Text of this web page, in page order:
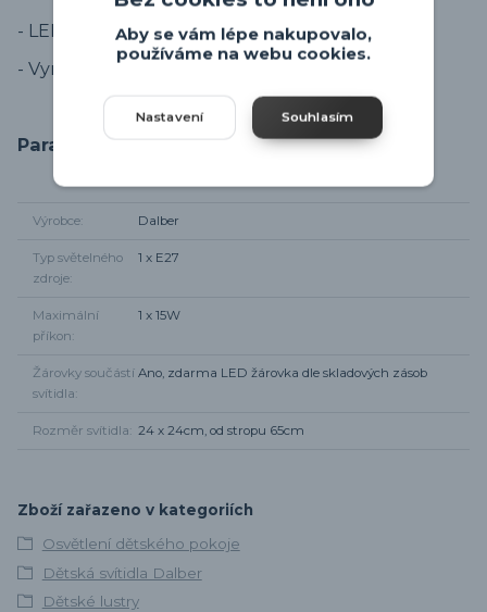
- LED žárovka ke svítidlu zdarma.
- Vyrobeno ve Španělsku.
Parametry
Výrobce Dalber
Typ světelného
zdroje
1 x E27
Maximální
příkon
1 x 15W
Žárovky součástí
svítidla
Ano, zdarma LED žárovka dle skladových zásob
Rozměr svítidla 24 x 24cm, od stropu 65cm
Zboží zařazeno v kategoriích
Osvětlení dětského pokoje
Dětská svítidla Dalber
Dětské lustry
Aby se vám lépe nakupovalo,
používáme na webu cookies.
Nastavení Souhlasím